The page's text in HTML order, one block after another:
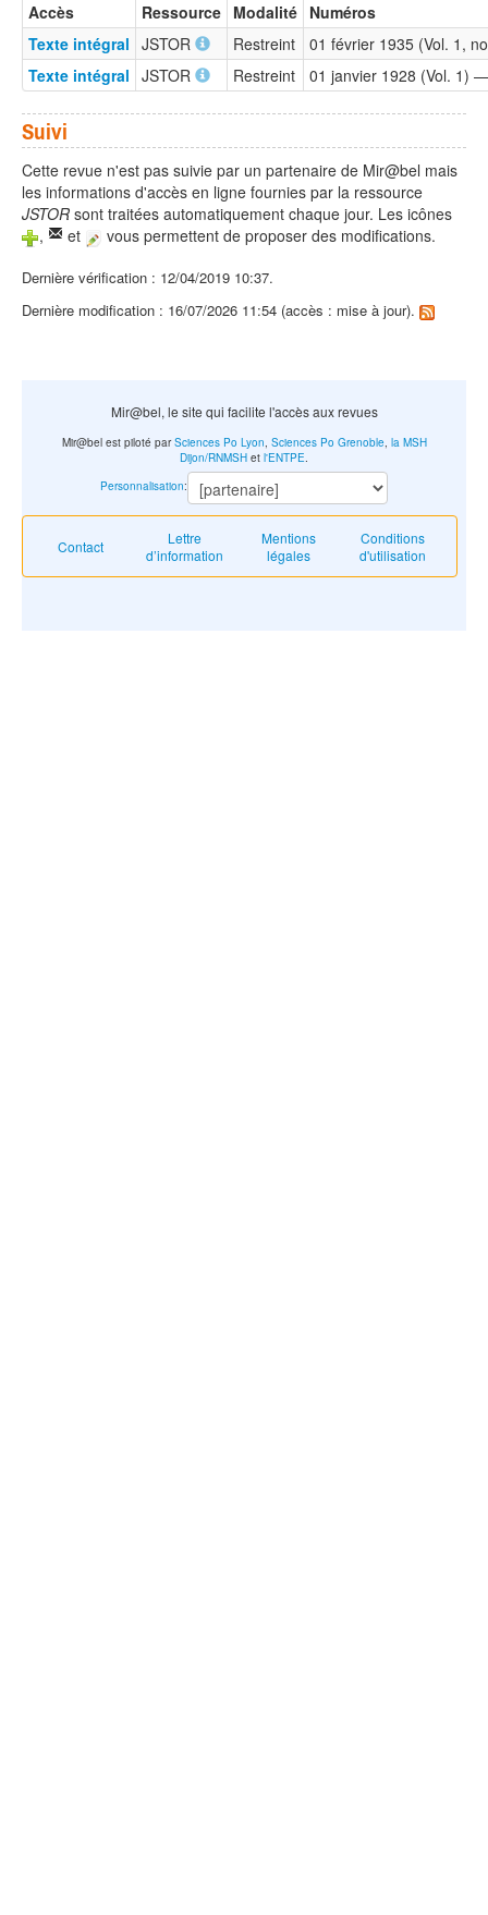
Accès Ressource Modalité Numéros
Texte intégral JSTOR Restreint
01 février 1935 (Vol. 1,
Texte intégral JSTOR Restreint 01 janvier 1928 (Vol. 1)
Suivi
Cette revue n'est pas suivie par un partenaire de Mir@bel mais
les informations d'accès en ligne fournies par la ressource
JSTOR sont traitées automatiquement chaque jour. Les icônes
,
et vous permettent de proposer des modifications.
Dernière vérification : 12/04/2019 10:37.
Dernière modification : 16/07/2026 11:54 (accès : mise à jour).
Mir@bel, le site qui facilite l'accès aux revues
Contact
Lettre
d’information
Mentions
légales
Conditions
d'utilisation
Mir@bel est piloté parSciences Po Lyon Sciences Po Grenoble, la MSH
Dijon/RNMSH et l'ENTPE
Personnalisation: